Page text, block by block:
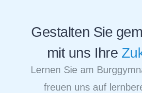
Gestalten Sie
mit uns Ihre
Lernen Sie am
freuen uns auf